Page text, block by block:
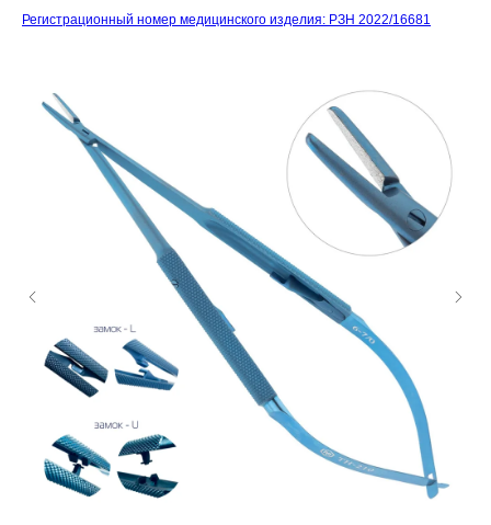
Регистрационный номер медицинского изделия: РЗН 2022/16681